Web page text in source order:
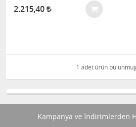
2.215,40
1 adet ürün
Kampanya ve İndirimlerden